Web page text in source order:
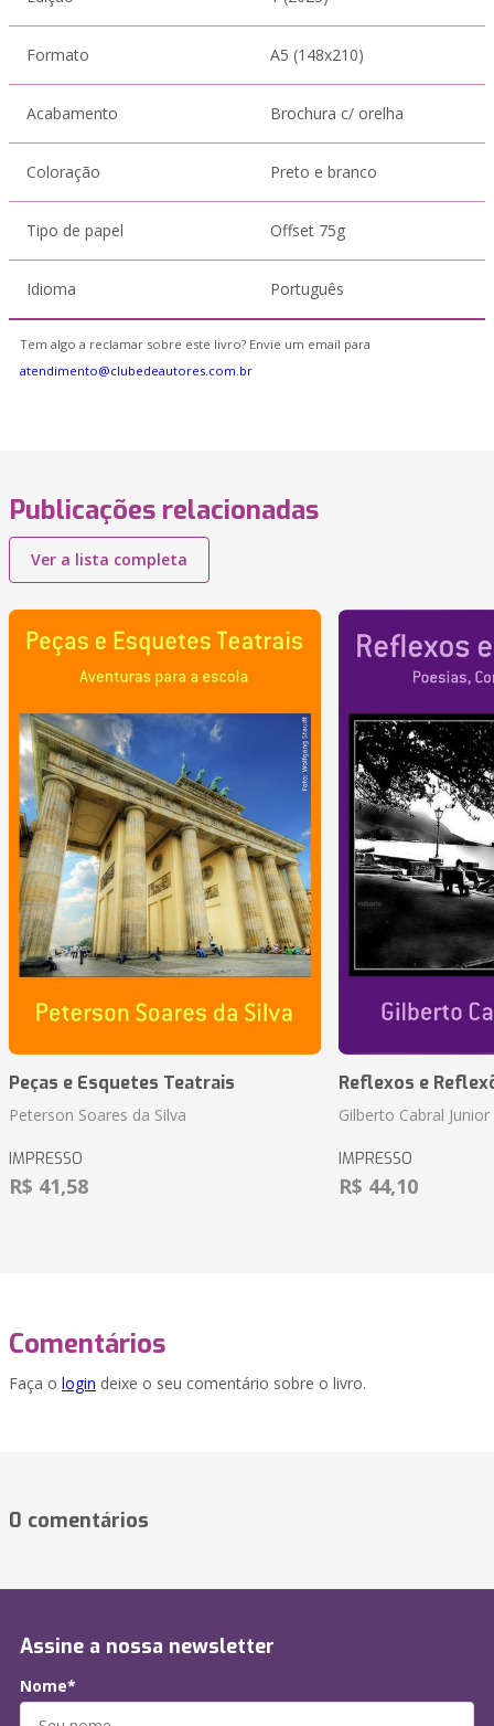
Formato A5 (148x210)
Acabamento Brochura c/ orelha
Coloração Preto e branco
Tipo de papel Offset 75g
Idioma Português
Tem algo a reclamar sobre este livro? Envie um email para
atendimento@clubedeautores.com.br
Publicações relacionadas
Ver a lista completa
Peças e Esquetes Teatrais
Peterson Soares da Silva
IMPRESSO
R$ 41,58
Reflexos e
Gilberto Cabral Junior
IMPRESSO
R$ 44,10
Comentários
Faça o login deixe o seu comentário sobre o livro.
0 comentários
Assine a nossa newsletter
Nome*